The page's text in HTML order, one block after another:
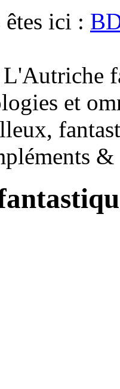
êtes ici :
L'Autriche
et